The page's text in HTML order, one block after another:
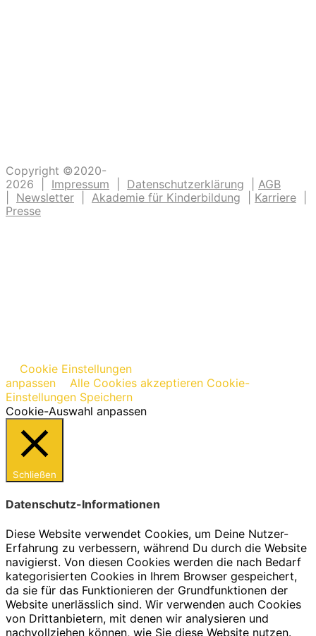
Copyright ©2020-
2026 | Impressum Datenschutzerklärung
AGB
Newsletter Akademie für Kinderbildung Karriere
Presse
Cookie Einstellungen
anpassen
Alle Cookies akzeptieren Cookie-
Einstellungen Speichern
Cookie-Auswahl anpassen
Schließen
Datenschutz-Informationen
Diese Website verwendet Cookies, um Deine Nutzer-
Erfahrung zu verbessern, während Du durch die Website
navigierst. Von diesen Cookies werden die nach Bedarf
kategorisierten Cookies in Ihrem Browser gespeichert,
da sie für das Funktionieren der Grundfunktionen der
Website unerlässlich sind. Wir verwenden auch Cookies
von Drittanbietern, mit denen wir analysieren und
nachvollziehen können, wie Sie diese Website nutzen.